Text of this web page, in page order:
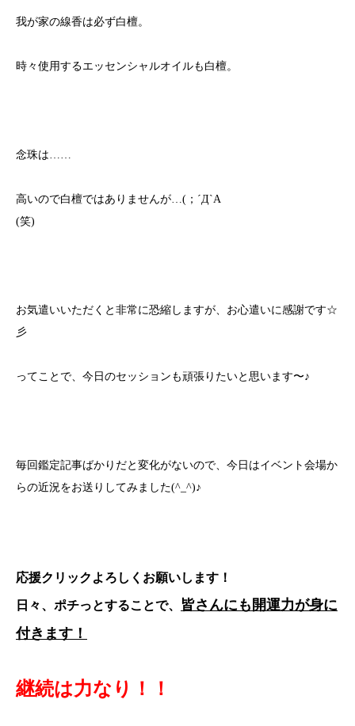
我が家の線香は必ず白檀。
時々使用するエッセンシャルオイルも白檀。
念珠は……
高いので白檀ではありませんが…(；´Д`A
(笑)
お気遣いいただくと非常に恐縮しますが、お心遣いに感謝です☆
彡
ってことで、今日のセッションも頑張りたいと思います〜♪
毎回鑑定記事ばかりだと変化がないので、今日はイベント会場か
らの近況をお送りしてみました(^_^)♪
応援クリックよろしくお願いします！
日々、ポチっとすることで、 皆さんにも開運力が身に
付きます！
継続は力なり！！